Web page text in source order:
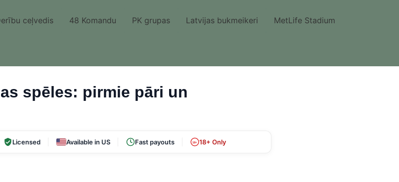
ceļvedis 48 Komandu PK grupas Latvijas bukmeikeri MetLife Stadium
spēles: pirmie pāri un
Licensed Available in US Fast payouts 18+ 18+ Only